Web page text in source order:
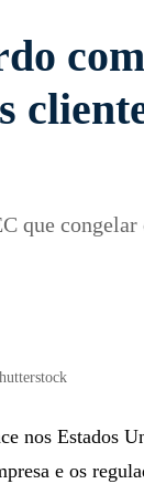
que
nos Estados
e os